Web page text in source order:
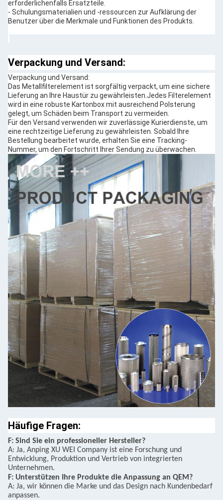
erforderlichenfalls Ersatzteile.
- Schulungsmaterialien und -ressourcen zur Aufklärung der
Benutzer über die Merkmale und Funktionen des Produkts.
Verpackung und Versand:
Verpackung und Versand:
Das Metallfilterelement ist sorgfältig verpackt, um eine sichere
Lieferung an Ihre Haustür zu gewährleisten.Jedes Filterelement
wird in eine robuste Kartonbox mit ausreichend Polsterung
gelegt, um Schäden beim Transport zu vermeiden.
Für den Versand verwenden wir zuverlässige Kurierdienste, um
eine rechtzeitige Lieferung zu gewährleisten. Sobald Ihre
Bestellung bearbeitet wurde, erhalten Sie eine Tracking-
Nummer, um den Fortschritt Ihrer Sendung zu überwachen.
Häufige Fragen:
F: Sind Sie ein professioneller Hersteller?
A: Ja, Anping XU WEI Company ist eine Forschung und
Entwicklung, Produktion und Vertrieb von integrierten
Unternehmen.
F: Unterstützen Ihre Produkte die Anpassung an QEM?
A: Ja, wir können die Marke und das Design nach Kundenbedarf
anpassen.